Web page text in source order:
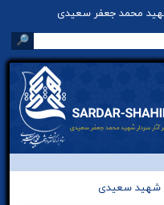
شهید محمد جعفر سعیدی
🔎
شهید سعیدی